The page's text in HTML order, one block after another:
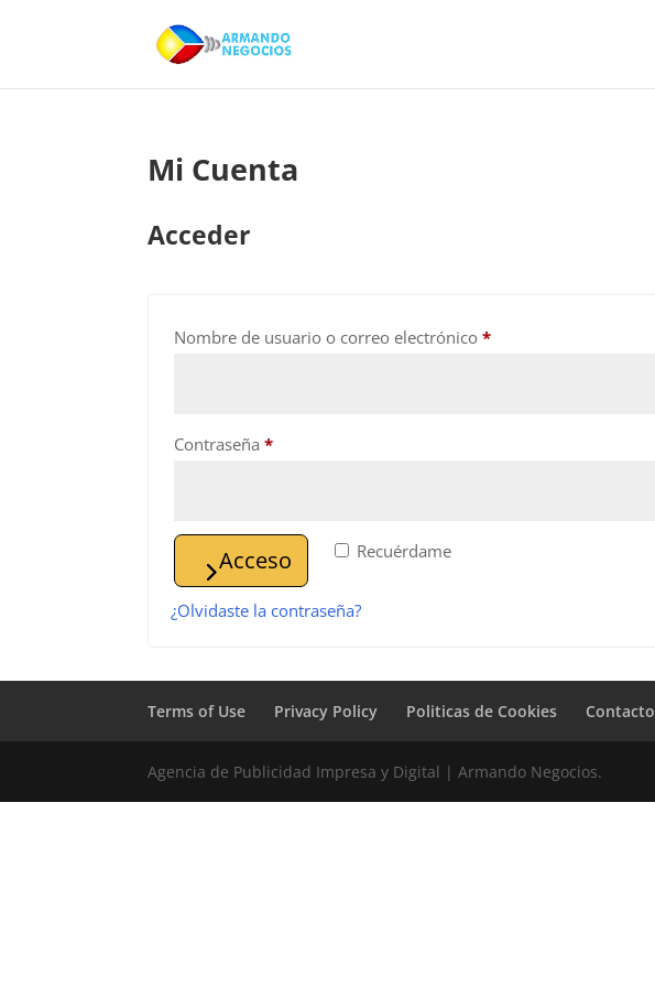
Mi Cuenta
Acceder
Nombre de usuario o correo electrónico*Obligatorio
Contraseña*Obligatorio
Recuérdame
Acceso
¿Olvidaste la contraseña?
Terms of Use Privacy Policy Politicas de Cookies Contacto
Agencia de Publicidad Impresa y Digital | Armando Negocios.